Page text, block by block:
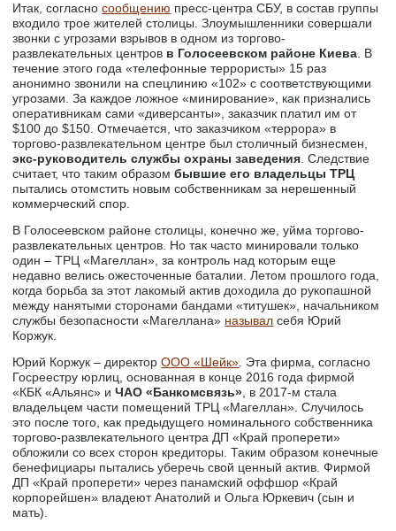
Итак, согласносообщению пресс-центра СБУ, в состав группы
входило трое жителей столицы. Злоумышленники совершали
звонки с угрозами взрывов в одном из торгово-
развлекательных центров в Голосеевском районе Киева. В
течение этого года «телефонные террористы» 15 раз
анонимно звонили на спецлинию «102» с соответствующими
угрозами. За каждое ложное «минирование», как признались
оперативникам сами «диверсанты», заказчик платил им от
$100 до $150. Отмечается, что заказчиком «террора» в
торгово-развлекательном центре был столичный бизнесмен,
экс-руководитель службы охраны заведения. Следствие
считает, что таким образомбывшие его владельцы ТРЦ
пытались отомстить новым собственникам за нерешенный
коммерческий спор.
В Голосеевском районе столицы, конечно же, уйма торгово-
развлекательных центров. Но так часто минировали только
один – ТРЦ «Магеллан», за контроль над которым еще
недавно велись ожесточенные баталии. Летом прошлого года,
когда борьба за этот лакомый актив доходила до рукопашной
между нанятыми сторонами бандами «титушек», начальником
службы безопасности «Магеллана» называл себя Юрий
Коржук.
Юрий Коржук – директорООО «Шейк». Эта фирма, согласно
Госреестру юрлиц, основанная в конце 2016 года фирмой
«КБК «Альянс» иЧАО «Банкомсвязь», в 2017-м стала
владельцем части помещений ТРЦ «Магеллан». Случилось
это после того, как предыдущего номинального собственника
торгово-развлекательного центра ДП «Край проперети»
обложили со всех сторон кредиторы. Таким образом конечные
бенефициары пытались уберечь свой ценный актив. Фирмой
ДП «Край проперети» через панамский оффшор «Край
корпорейшен» владеют Анатолий и Ольга Юркевич (сын и
мать).